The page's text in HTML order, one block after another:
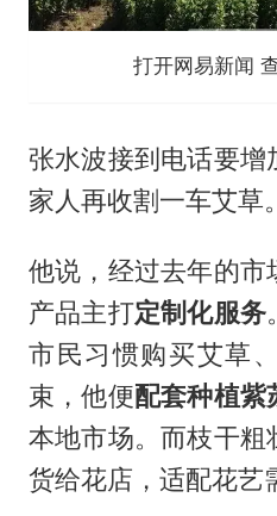
打开网易新闻
张水波接到电话要增
家人再收割一车艾草。
他说，经过去年的市
产品主打定制化服务
市民习惯购买艾草
束，他便配套种植紫
本地市场。而枝干
货给花店，适配花艺